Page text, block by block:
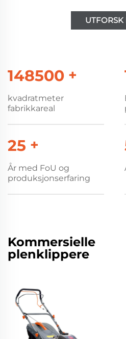
UTFORSK
150000 +
kvadratmeter
fabrikkareal
25 +
År med FoU og
produksjonserfaring
Kommersielle
plenklippere